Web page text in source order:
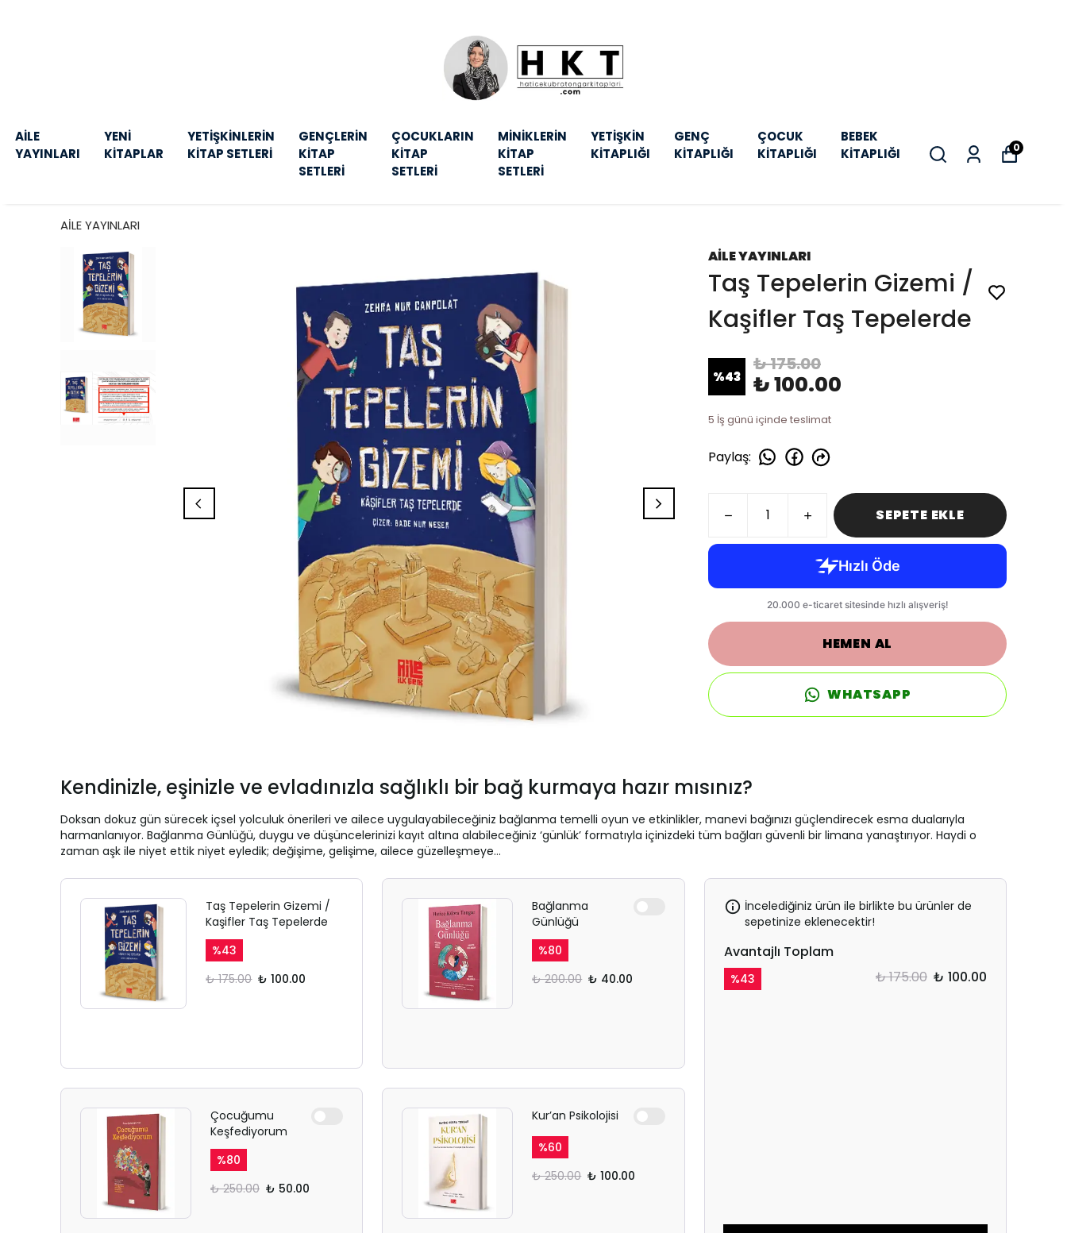
AİLE
YAYINLARI
YENİ
KİTAPLAR
YETİŞKİNLERİN
KİTAP SETLERİ
GENÇLERİN
KİTAP
SETLERİ
ÇOCUKLARIN
KİTAP
SETLERİ
MİNİKLERİN
KİTAP
SETLERİ
YETİŞKİN
KİTAPLIĞI
GENÇ
KİTAPLIĞI
ÇOCUK
KİTAPLIĞI
BEBEK
KİTAPLIĞI
0
AİLE YAYINLARI
AİLE YAYINLARI
Taş Tepelerin Gizemi /
Kaşifler Taş Tepelerde
%43
₺ 175.00
₺ 100.00
5 İş günü içinde teslimat
Paylaş:
SEPETE EKLE
HEMEN AL
WHATSAPP
Kendinizle, eşinizle ve evladınızla sağlıklı bir bağ kurmaya hazır mısınız?
Doksan dokuz gün sürecek içsel yolculuk önerileri ve ailece uygulayabileceğiniz bağlanma temelli oyun ve etkinlikler, manevi bağınızı güçlendirecek esma dualarıyla
harmanlanıyor. Bağlanma Günlüğü, duygu ve düşüncelerinizi kayıt altına alabileceğiniz ‘günlük’ formatıyla içinizdeki tüm bağları güvenli bir limana yanaştırıyor. Haydi o
zaman aşk ile niyet ettik niyet eyledik; değişime, gelişime, ailece güzelleşmeye…
Taş Tepelerin Gizemi /
Kaşifler Taş Tepelerde
%43
₺ 175.00 ₺ 100.00
Bağlanma
Günlüğü
%80
₺ 200.00 ₺ 40.00
Çocuğumu
Keşfediyorum
%80
₺ 250.00 ₺ 50.00
Kur’an Psikolojisi
%60
₺ 250.00 ₺ 100.00
İncelediğiniz ürün ile birlikte bu ürünler de
sepetinize eklenecektir!
Avantajlı Toplam
%43 ₺ 175.00 ₺ 100.00